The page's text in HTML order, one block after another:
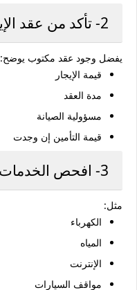
2- تأكد من عقد الإيجار
يفضل وجود عقد مكتوب يوضح:
قيمة الإيجار
مدة العقد
مسؤولية الصيانة
قيمة التأمين إن وجدت
3- افحص الخدمات الأساسية
مثل:
الكهرباء
المياه
الإنترنت
مواقف السيارات